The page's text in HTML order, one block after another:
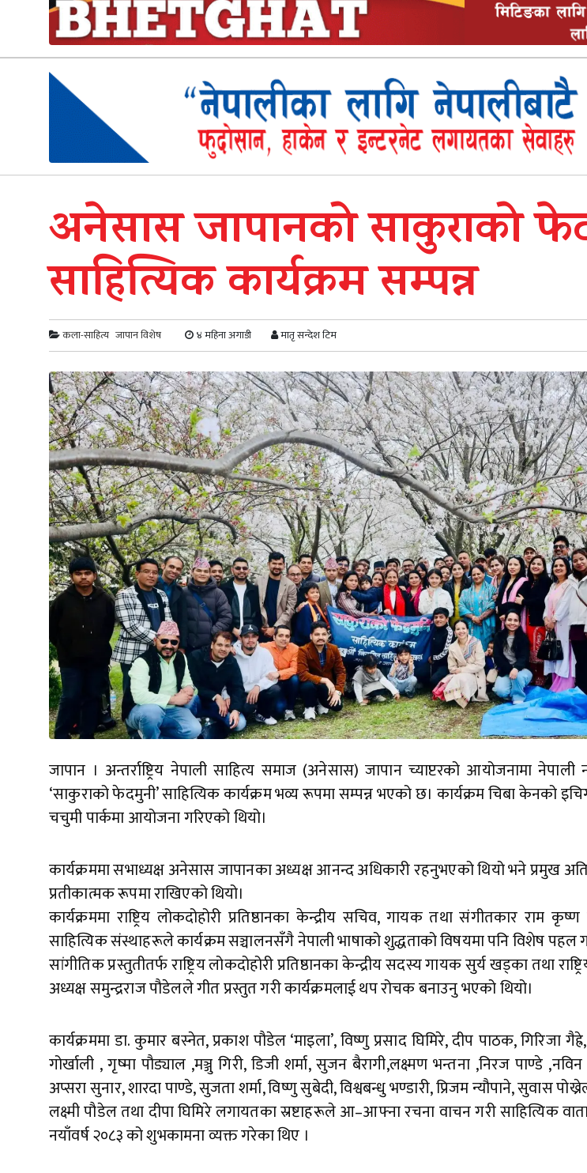
अनेसास जापानको साकुराको
साहित्यिक कार्यक्रम सम्पन्न
कला-साहित्य जापान विशेष ४ महिना अगाडी मातृ सन्देश टिम
जापान । अन्तर्राष्ट्रिय नेपाली साहित्य समाज (अनेसास) जापान च्याप्टरको आयोजनामा
‘साकुराको फेदमुनी’ साहित्यिक कार्यक्रम भव्य रूपमा सम्पन्न भएको छ। कार्यक्रम चिबा केनको
चचुमी पार्कमा आयोजना गरिएको थियो।
कार्यक्रममा सभाध्यक्ष अनेसास जापानका अध्यक्ष आनन्द अधिकारी रहनुभएको थियो भने प्रमुख
प्रतीकात्मक रूपमा राखिएको थियो।
कार्यक्रममा राष्ट्रिय लोकदोहोरी प्रतिष्ठानका केन्द्रीय सचिव, गायक तथा संगीतकार राम
साहित्यिक संस्थाहरूले कार्यक्रम सञ्चालनसँगै नेपाली भाषाको शुद्धताको विषयमा पनि विशेष पहल
सांगीतिक प्रस्तुतीतर्फ राष्ट्रिय लोकदोहोरी प्रतिष्ठानका केन्द्रीय सदस्य गायक सुर्य खड्का तथा
अध्यक्ष समुन्द्रराज पौडेलले गीत प्रस्तुत गरी कार्यक्रमलाई थप रोचक बनाउनु भएको थियो।
कार्यक्रममा डा. कुमार बस्नेत, प्रकाश पौडेल ‘माइला’, विष्णु प्रसाद घिमिरे, दीप पाठक, गिरिजा
गोर्खाली , गृष्मा पौड्याल ,मञ्जु गिरी, डिजी शर्मा, सुजन बैरागी,लक्ष्मण भन्तना ,निरज पाण्डे
अप्सरा सुनार, शारदा पाण्डे, सुजता शर्मा, विष्णु सुबेदी, विश्वबन्धु भण्डारी, प्रिजम न्यौपाने, सुवास
लक्ष्मी पौडेल तथा दीपा घिमिरे लगायतका स्रष्टाहरूले आ–आफ्ना रचना वाचन गरी साहित्यिक
नयाँवर्ष २०८३ को शुभकामना व्यक्त गरेका थिए ।